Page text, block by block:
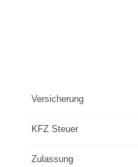
Versicherung
KFZ Steuer
Zulassung